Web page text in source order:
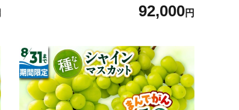
木材 木製 木工品 贈答 工芸品 伝統
漆器山富 香川県 三木町 |_mk034-0
92,000円